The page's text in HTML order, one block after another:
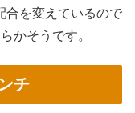
合を変えているので
かそうです。
チ